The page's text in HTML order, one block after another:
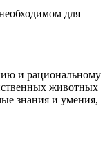
для
и рациональному
животных
знания и умения,